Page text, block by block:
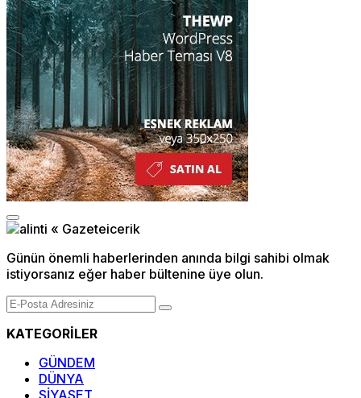
Günün önemli haberlerinden anında bilgi sahibi olmak
istiyorsanız eğer haber bültenine üye olun.
KATEGORİLER
GÜNDEM
DÜNYA